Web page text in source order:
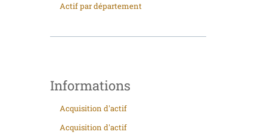
Actif par département
Informations
Acquisition d'actif
Acquisition d'actif